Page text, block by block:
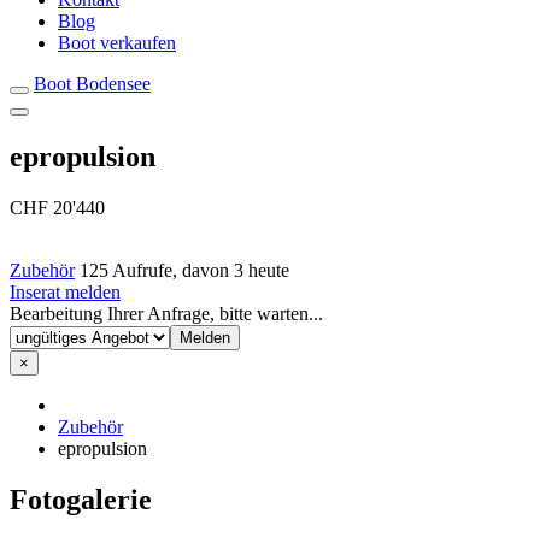
Blog
Boot verkaufen
Boot Bodensee
epropulsion
CHF 20'440
Zubehör 125 Aufrufe, davon 3 heute
Inserat melden
Bearbeitung Ihrer Anfrage, bitte warten...
×
Zubehör
epropulsion
Fotogalerie